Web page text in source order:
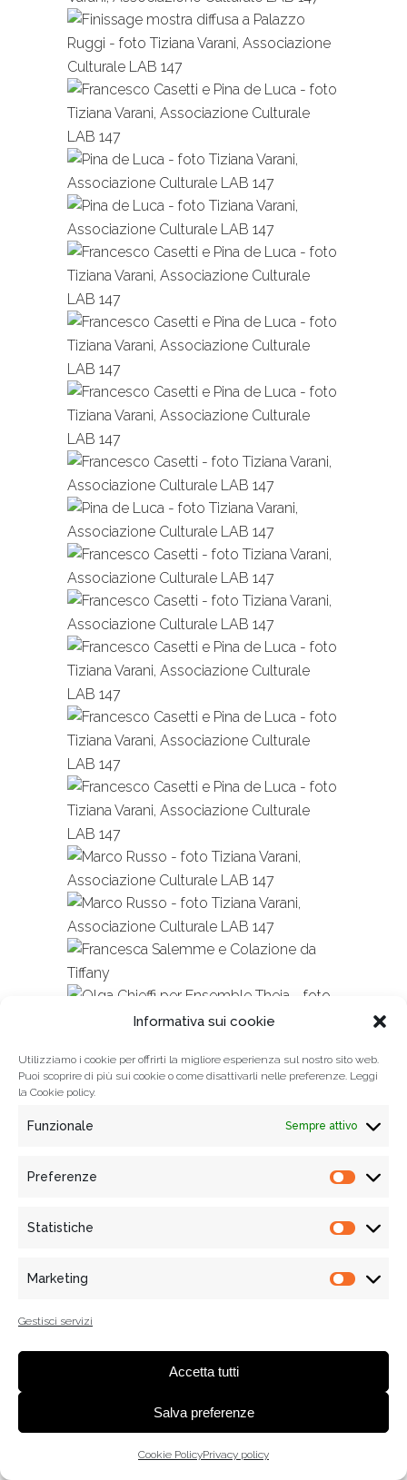
Informativa sui cookie
Utilizziamo i cookie per offrirti la migliore esperienza sul nostro sito web.
Puoi scoprire di più sui cookie o come disattivarli nelle preferenze. Leggi
la Cookie policy.
Funzionale Sempre attivo
Preferenze
Statistiche
Marketing
Gestisci servizi
Accetta tutti
Salva preferenze
Cookie PolicyPrivacy policy